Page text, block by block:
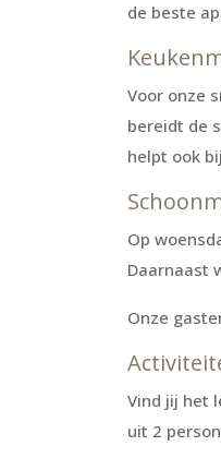
de beste
Voor onze
bereidt de
helpt ook
Op
Daarnaast
Onze
Vind jij het
uit 2